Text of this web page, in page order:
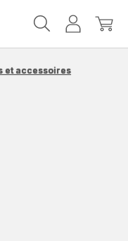
MonMon
et accessoires